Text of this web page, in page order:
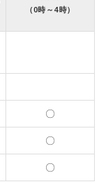
（0時～4時）
〇
〇
〇